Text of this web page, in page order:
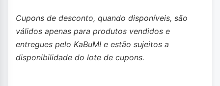
Cupons de desconto, quando disponíveis, são
válidos apenas para produtos vendidos e
entregues pelo KaBuM! e estão sujeitos a
disponibilidade do lote de cupons.